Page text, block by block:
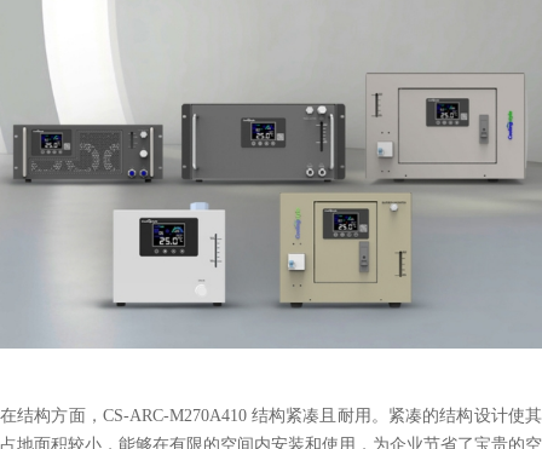
在结构方面，CS-ARC-M270A410 结构紧凑且耐用。紧凑的结构设计使其
占地面积较小，能够在有限的空间内安装和使用，为企业节省了宝贵的空